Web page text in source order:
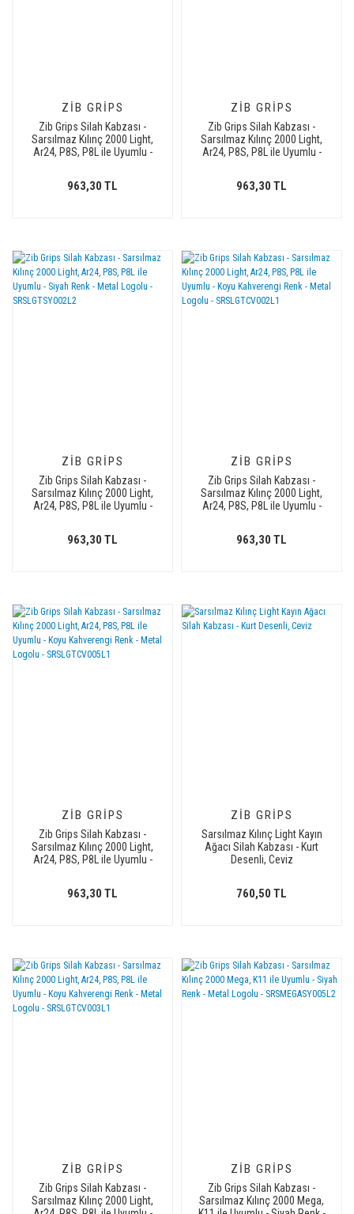
ZIB GRIPS
Zib Grips Silah Kabzası -
Sarsılmaz Kılınç 2000 Light,
Ar24, P8S, P8L ile Uyumlu -
963,30 TL
ZIB GRIPS
Zib Grips Silah Kabzası -
Sarsılmaz Kılınç 2000 Light,
Ar24, P8S, P8L ile Uyumlu -
SRSLGTSV002L1
963,30 TL
ZIB GRIPS
Zib Grips Silah Kabzası -
Sarsılmaz Kılınç 2000 Light,
Ar24, P8S, P8L ile Uyumlu -
963,30 TL
ZIB GRIPS
Zib Grips Silah Kabzası -
Sarsılmaz Kılınç 2000 Light,
Ar24, P8S, P8L ile Uyumlu -
963,30 TL
ZIB GRIPS
Zib Grips Silah Kabzası -
Sarsılmaz Kılınç 2000 Light,
Ar24, P8S, P8L ile Uyumlu -
963,30 TL
ZIB GRIPS
Sarsılmaz Kılınç Light Kayın
Ağacı Silah Kabzası - Kurt
Desenli, Ceviz
760,50 TL
ZIB GRIPS
Zib Grips Silah Kabzası -
Sarsılmaz Kılınç 2000 Light,
ZIB GRIPS
Zib Grips Silah Kabzası -
Sarsılmaz Kılınç 2000 Mega,